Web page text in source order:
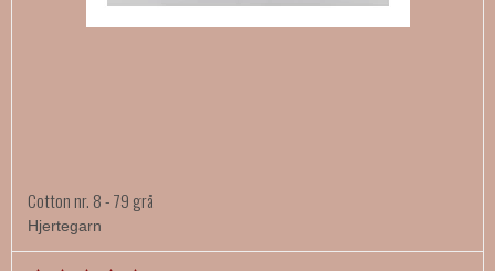
Cotton nr. 8 - 79 grå
Hjertegarn